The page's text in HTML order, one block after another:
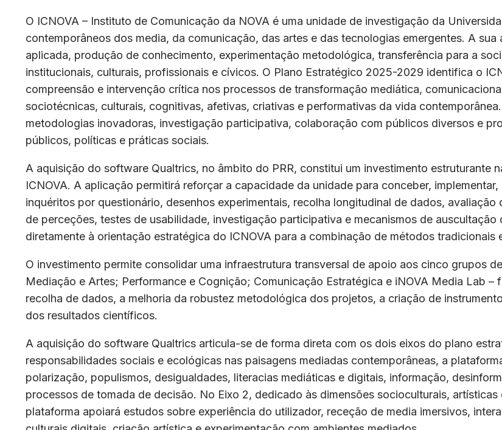
O ICNOVA – Instituto de Comunicação da NOVA é uma unidade de investigação da
contemporâneos dos media, da comunicação, das artes e das tecnologias emergentes. A
aplicada, produção de conhecimento, experimentação metodológica, transferência para a
institucionais, culturais, profissionais e cívicos. O Plano Estratégico 2025-2029 identifica o
compreensão e intervenção crítica nos processos de transformação mediática,
sociotécnicas, culturais, cognitivas, afetivas, criativas e performativas da vida
metodologias inovadoras, investigação participativa, colaboração com públicos diversos e
públicos, políticas e práticas sociais.
A aquisição do software Qualtrics, no âmbito do PRR, constitui um investimento estruturante
ICNOVA. A aplicação permitirá reforçar a capacidade da unidade para conceber,
inquéritos por questionário, desenhos experimentais, recolha longitudinal de dados,
de perceções, testes de usabilidade, investigação participativa e mecanismos de
diretamente à orientação estratégica do ICNOVA para a combinação de métodos tradicionais
O investimento permite consolidar uma infraestrutura transversal de apoio aos cinco grupos
Mediação e Artes; Performance e Cognição; Comunicação Estratégica e iNOVA Media Lab
recolha de dados, a melhoria da robustez metodológica dos projetos, a criação de
dos resultados científicos.
A aquisição do software Qualtrics articula-se de forma direta com os dois eixos do plano
responsabilidades sociais e ecológicas nas paisagens mediadas contemporâneas, a
polarização, populismos, desigualdades, literacias mediáticas e digitais, informação,
processos de tomada de decisão. No Eixo 2, dedicado às dimensões socioculturais,
plataforma apoiará estudos sobre experiência do utilizador, receção de media imersivos,